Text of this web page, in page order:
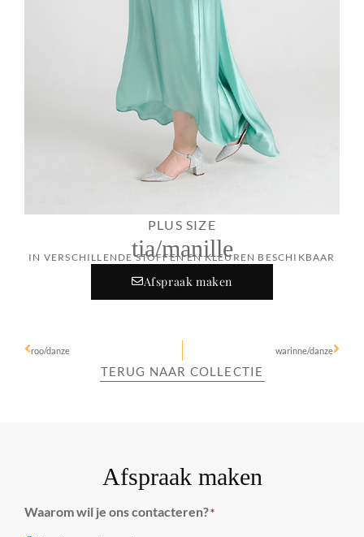
PLUS SIZE
tia/manille
IN VERSCHILLENDE STOFFEN EN KLEUREN BESCHIKBAAR
Afspraak maken
roo/danze warinne/danze
TERUG NAAR COLLECTIE
Afspraak maken
Waarom wil je ons contacteren?*